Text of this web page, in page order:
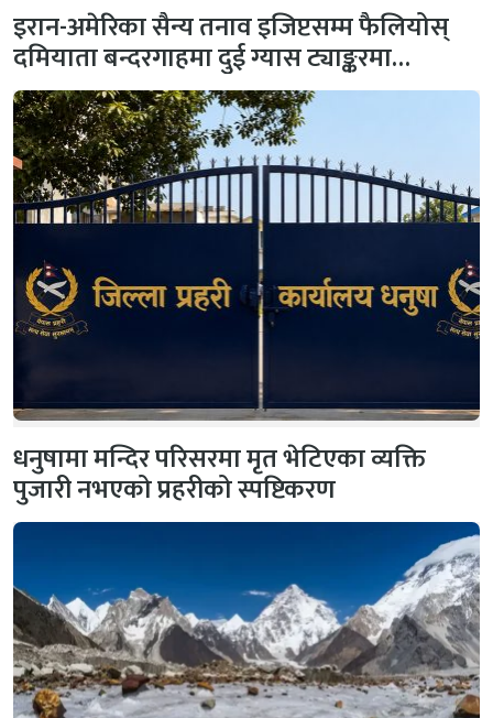
इरान-अमेरिका सैन्य तनाव इजिप्टसम्म फैलियोस्
दमियाता बन्दरगाहमा दुई ग्यास ट्याङ्करमा…
धनुषामा मन्दिर परिसरमा मृत भेटिएका व्यक्ति
पुजारी नभएको प्रहरीको स्पष्टिकरण